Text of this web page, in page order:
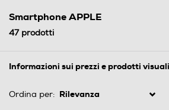
Smartphone APPLE
47prodotti
Informazioni sui prezzi e prodotti
Ordina per: